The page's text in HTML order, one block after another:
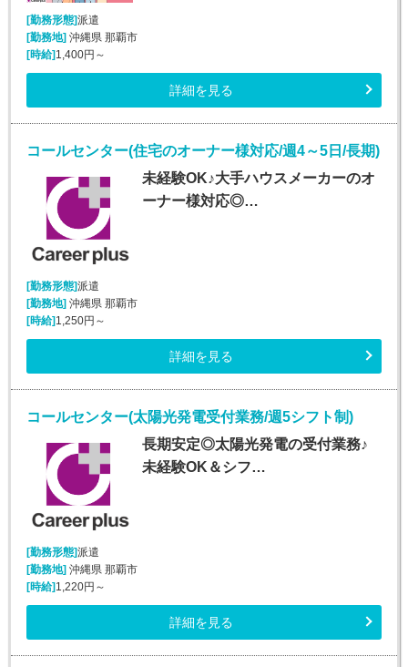
[勤務形態]派遣
[勤務地] 沖縄県 那覇市
[時給] 1,400円～
詳細を見る
コールセンター(住宅のオーナー様対応/週4～5日/長期)
未経験OK♪大手ハウスメーカーのオ
ーナー様対応◎…
[勤務形態]派遣
[勤務地] 沖縄県 那覇市
[時給] 1,250円～
詳細を見る
コールセンター(太陽光発電受付業務/週5シフト制)
長期安定◎太陽光発電の受付業務♪
未経験OK＆シフ…
[勤務形態]派遣
[勤務地] 沖縄県 那覇市
[時給] 1,220円～
詳細を見る